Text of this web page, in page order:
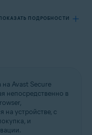
ПОДРОБНОСТИ
Avast Secure
непосредственно в
на устройстве, с
и